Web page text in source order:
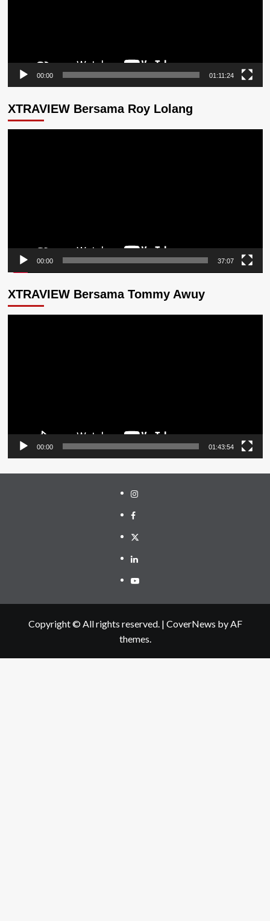
00:00 01:11:24
XTRAVIEW Bersama Roy Lolang
00:00 37:07
XTRAVIEW Bersama Tommy Awuy
00:00 01:43:54
Instagram
Facebook
Twitter
Linkedin
Youtube
Copyright © All rights reserved. | CoverNews by AF
themes.